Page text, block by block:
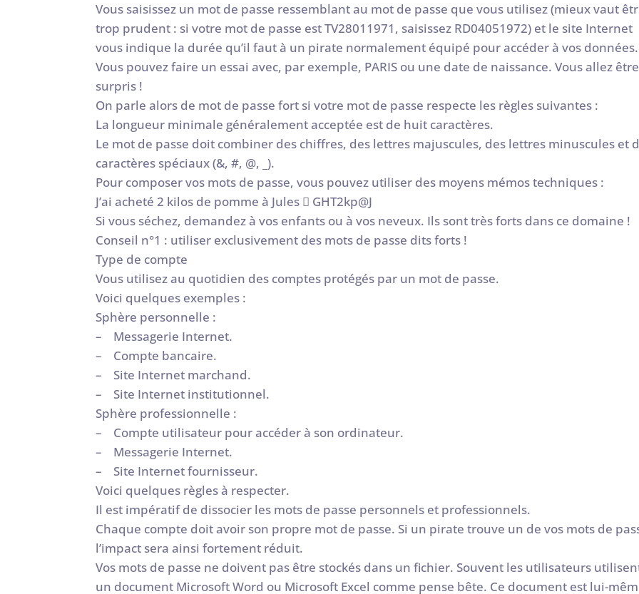
Vous saisissez un mot de passe ressemblant au mot de passe que vous utilisez (mieux vaut
trop prudent : si votre mot de passe est TV28011971, saisissez RD04051972) et le site Internet
vous indique la durée qu’il faut à un pirate normalement équipé pour accéder à vos données.
Vous pouvez faire un essai avec, par exemple, PARIS ou une date de naissance. Vous allez être
surpris !
On parle alors de mot de passe fort si votre mot de passe respecte les règles suivantes :
La longueur minimale généralement acceptée est de huit caractères.
Le mot de passe doit combiner des chiffres, des lettres majuscules, des lettres minuscules et
caractères spéciaux (&, #, @, _).
Pour composer vos mots de passe, vous pouvez utiliser des moyens mémos techniques :
J’ai acheté 2 kilos de pomme à Jules  GHT2kp@J
Si vous séchez, demandez à vos enfants ou à vos neveux. Ils sont très forts dans ce domaine !
Conseil n°1 : utiliser exclusivement des mots de passe dits forts !
Type de compte
Vous utilisez au quotidien des comptes protégés par un mot de passe.
Voici quelques exemples :
Sphère personnelle :
– Messagerie Internet.
– Compte bancaire.
– Site Internet marchand.
– Site Internet institutionnel.
Sphère professionnelle :
– Compte utilisateur pour accéder à son ordinateur.
– Messagerie Internet.
– Site Internet fournisseur.
Voici quelques règles à respecter.
Il est impératif de dissocier les mots de passe personnels et professionnels.
Chaque compte doit avoir son propre mot de passe. Si un pirate trouve un de vos mots de
l’impact sera ainsi fortement réduit.
Vos mots de passe ne doivent pas être stockés dans un fichier. Souvent les utilisateurs
un document Microsoft Word ou Microsoft Excel comme pense bête. Ce document est lui-